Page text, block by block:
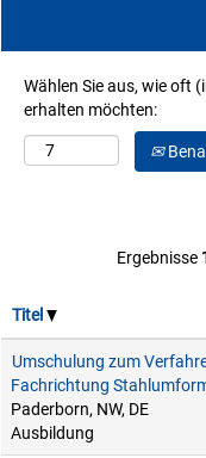
Wählen Sie aus, wie oft
erhalten möchten:
Ergebnisse
Titel
Umschulung zum
Fachrichtung
Paderborn, NW, DE
Ausbildung